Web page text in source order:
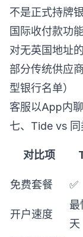
不是正式持牌
国际收付款功
对无英国地址
部分传统供应
型银行名单）
客服以App内
七、Tide vs
对比项
免费套餐
✅
开户速度
最
天